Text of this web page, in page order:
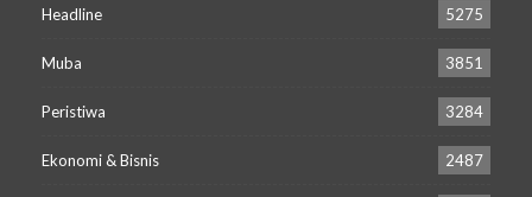
Headline 5275
Muba 3851
Peristiwa 3284
Ekonomi & Bisnis 2487